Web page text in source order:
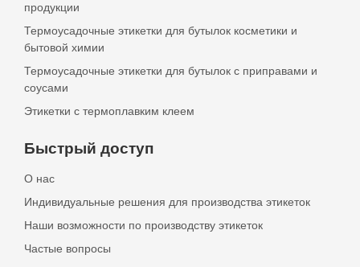
продукции
Термоусадочные этикетки для бутылок косметики и
бытовой химии
Термоусадочные этикетки для бутылок с приправами и
соусами
Этикетки с термоплавким клеем
Быстрый доступ
О нас
Индивидуальные решения для производства этикеток
Наши возможности по производству этикеток
Частые вопросы